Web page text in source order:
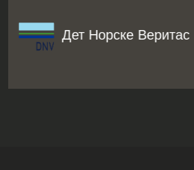
Дет Норске Веритас